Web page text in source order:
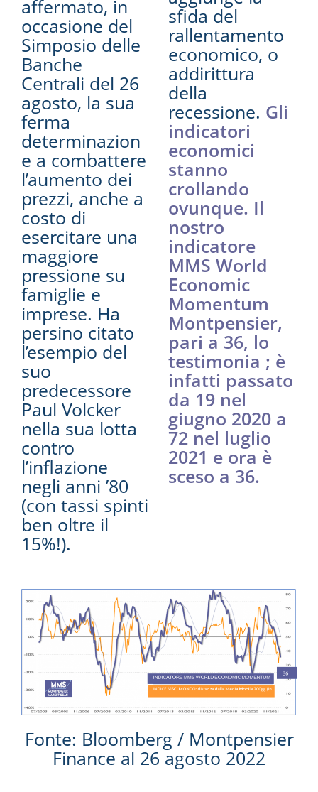
affermato, in
occasione del
Simposio delle
Banche
Centrali del 26
agosto, la sua
ferma
determinazion
e a combattere
l’aumento dei
prezzi, anche a
costo di
esercitare una
maggiore
pressione su
famiglie e
imprese. Ha
persino citato
l’esempio del
suo
predecessore
Paul Volcker
nella sua lotta
contro
l’inflazione
negli anni ’80
(con tassi spinti
ben oltre il
15%!).
sfida del
rallentamento
economico, o
addirittura
della
recessione. Gli
indicatori
economici
stanno
crollando
ovunque. Il
nostro
indicatore
MMS World
Economic
Momentum
Montpensier,
pari a 36, lo
testimonia ; è
infatti passato
da 19 nel
giugno 2020 a
72 nel luglio
2021 e ora è
sceso a 36.
Fonte: Bloomberg / Montpensier
Finance al 26 agosto 2022